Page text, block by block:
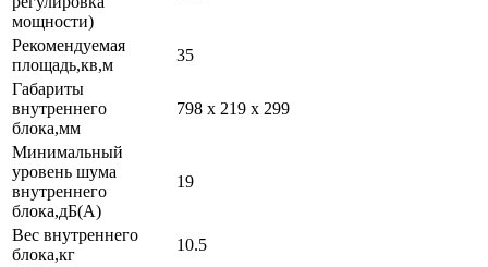
мощности)
Рекомендуемая
площадь,кв,м
35
Габариты
внутреннего
блока,мм
798 x 219 x 299
Минимальный
уровень шума
внутреннего
блока,дБ(А)
19
Вес внутреннего
блока,кг
10.5